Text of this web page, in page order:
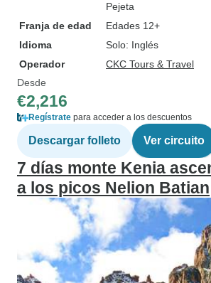
Pejeta
Franja de edad
Edades 12+
Idioma
Solo: Inglés
Operador
CKC Tours & Travel
Desde
€2,216
Regístrate para acceder a los descuentos
Descargar folleto Ver circuito
7 días monte Kenia
a los picos Nelion Batian